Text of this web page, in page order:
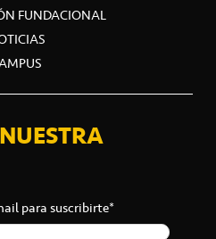
FUNDACIONAL
para suscribirte*